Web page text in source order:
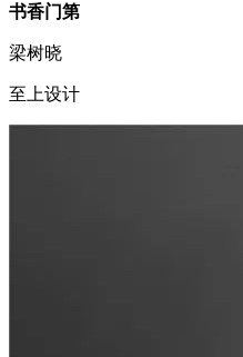
书香门第
梁树晓
至上设计